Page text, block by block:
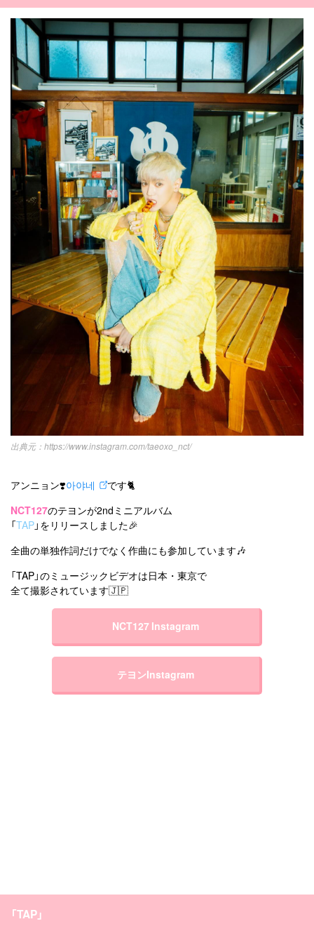
お問い合わせ
https://www.instagram.com/taeoxo_nct/
アンニョン❣️아야네
です🐈
NCT127のテヨンが2ndミニアルバム
「TAP」をリリースしました🎉
全曲の単独作詞だけでなく作曲にも参加しています🎶
「TAP」のミュージックビデオは日本・東京で
全て撮影されています🇯🇵
NCT127 Instagram
テヨンInstagram
「TAP」